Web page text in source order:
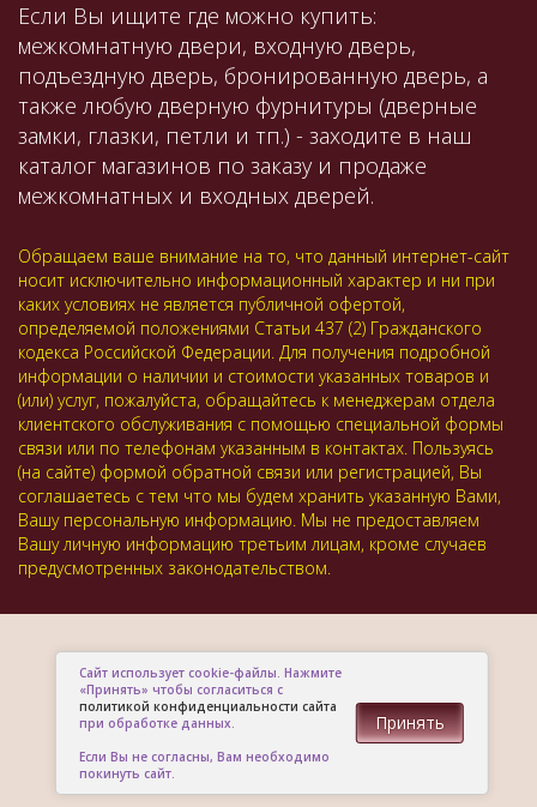
Если Вы ищите где можно купить:
межкомнатную двери, входную дверь,
подъездную дверь, бронированную дверь, а
также любую дверную фурнитуры (дверные
замки, глазки, петли и тп.) - заходите в наш
каталог магазинов по заказу и продаже
межкомнатных и входных дверей.
Обращаем ваше внимание на то, что данный интернет-сайт
носит исключительно информационный характер и ни при
каких условиях не является публичной офертой,
определяемой положениями Статьи 437 (2) Гражданского
кодекса Российской Федерации. Для получения подробной
информации о наличии и стоимости указанных товаров и
(или) услуг, пожалуйста, обращайтесь к менеджерам отдела
клиентского обслуживания с помощью специальной формы
связи или по телефонам указанным в контактах. Пользуясь
(на сайте) формой обратной связи или регистрацией, Вы
соглашаетесь с тем что мы будем хранить указанную Вами,
Вашу персональную информацию. Мы не предоставляем
Вашу личную информацию третьим лицам, кроме случаев
предусмотренных законодательством.
Сайт использует cookie-файлы. Нажмите
«Принять» чтобы согласиться с
политикой конфиденциальности сайта
при обработке данных.
Если Вы не согласны, Вам необходимо
покинуть сайт.
Принять